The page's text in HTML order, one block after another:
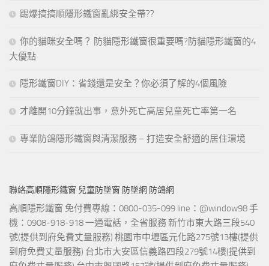
踢爆搞搞順隱形鐵窗亂綁安全帶??
你的貓咪安全嗎？ 防貓隱形鐵窗很重要嗎?防貓隱形鐵窗的4
大優點
隱形鐵窗DIY：省錢還是安全？你必須了解的4個風險
才離開10分鐘就出事，意外死亡高居兒童死亡率第一名
專業防鴿隱形鐵窗與清潔服務 – 打造安全舒適的居住環境
聯絡高順隱形鐵窗 兒童防墜窗 防墜網 防鴿網
高順隱形鐵窗 免付費專線：0800-035-099 line：@window98 手
機：0908-918-918 一通電話，全省服務 新竹市東大路三段540
號(提供到府免費丈量服務) 桃園市中壢區元化路275號13樓(提供
到府免費丈量服務) 台北市大安區信義路四段279號14樓(提供到